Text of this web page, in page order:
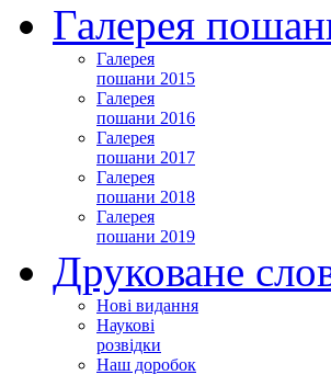
Галерея
Галерея
пошани 2015
Галерея
пошани 2016
Галерея
пошани 2017
Галерея
пошани 2018
Галерея
пошани 2019
Друковане
Нові видання
Наукові
розвідки
Наш доробок